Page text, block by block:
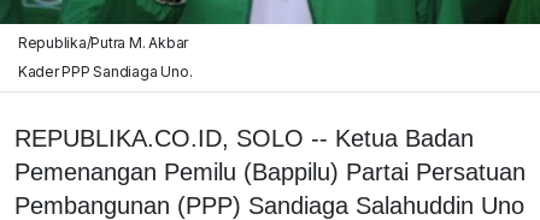
Republika/Putra M. Akbar
Kader PPP Sandiaga Uno.
REPUBLIKA.CO.ID, SOLO -- Ketua Badan
Pemenangan Pemilu (Bappilu) Partai Persatuan
Pembangunan (PPP) Sandiaga Salahuddin Uno